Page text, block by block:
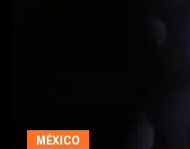
MÉXICO